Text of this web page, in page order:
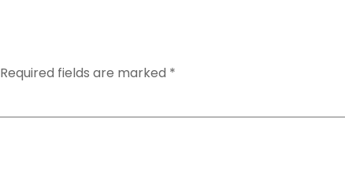
Required fields are marked *